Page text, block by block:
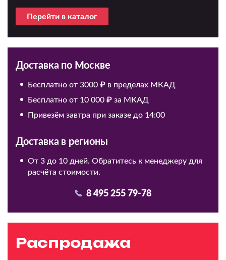
Перейти в каталог
Доставка по Москве
Бесплатно от 3000 ₽ в пределах МКАД
Бесплатно от 10 000 ₽ за МКАД
Привезём завтра при заказе до 14:00
Доставка в регионы
От 3 до 10 дней. Обратитесь к менеджеру для
расчёта стоимости.
8 495 255 79-78
Распродажа